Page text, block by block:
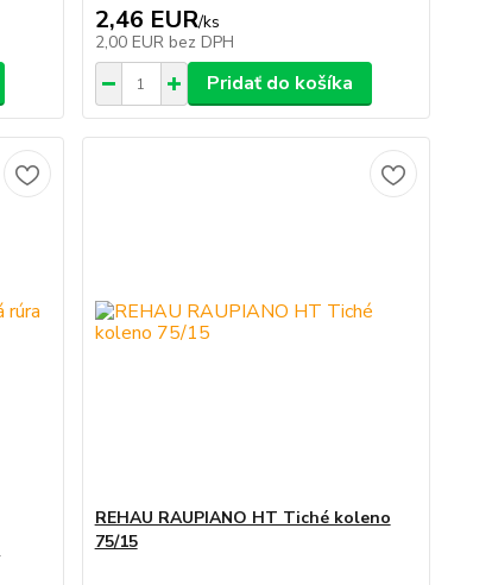
2,46 EUR/ks
2,00 EUR bez DPH
Pridať do košíka
REHAU RAUPIANO HT Tiché koleno
75/15